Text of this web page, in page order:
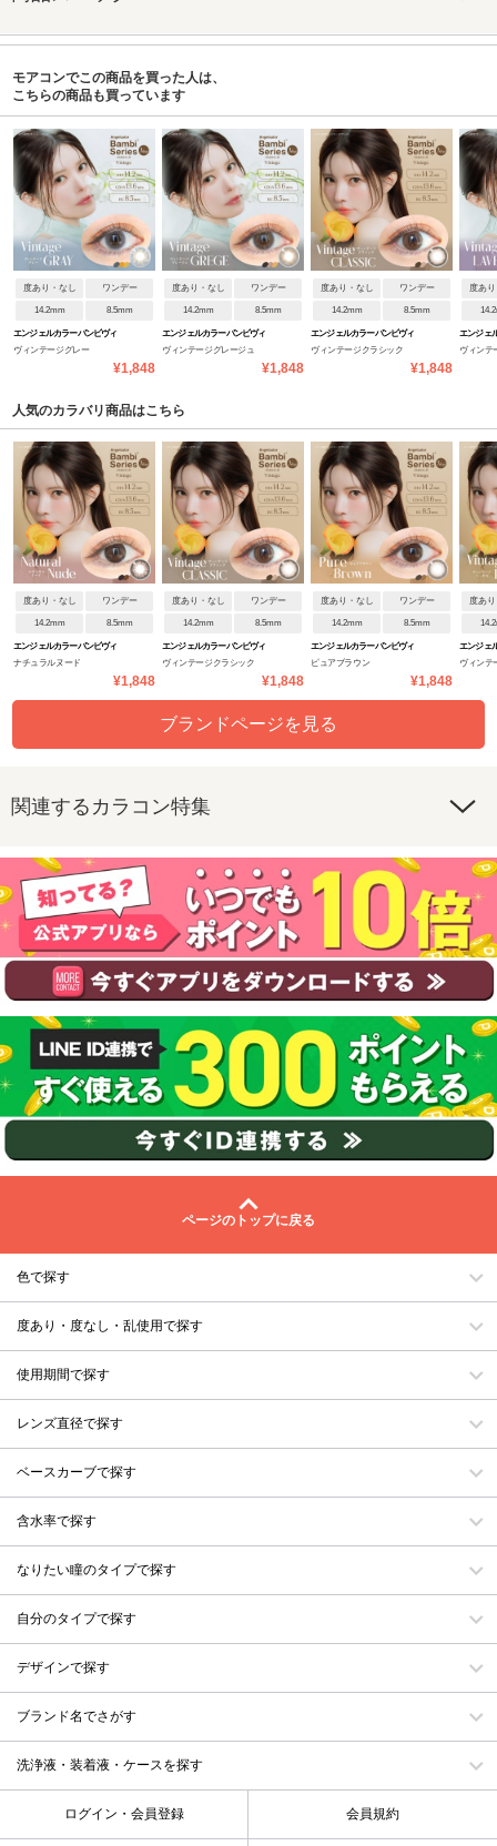
モアコンでこの商品を買った人は、
こちらの商品も買っています
度あり・なし ワンデー
14.2mm 8.5mm
エンジェルカラーバンビヴィ
ンテージワンデー
ヴィンテージグレー
¥1,848
度あり・なし ワンデー
14.2mm 8.5mm
エンジェルカラーバンビヴィ
ンテージワンデー
ヴィンテージグレージュ
¥1,848
度あり・なし ワンデー
14.2mm 8.5mm
エンジェルカラーバンビヴィ
ンテージワンデー
ヴィンテージクラシック
¥1,848
度あ
エンジェ
ンテージ
ヴィンテ
人気のカラバリ商品はこちら
度あり・なし ワンデー
14.2mm 8.5mm
エンジェルカラーバンビヴィ
ンテージワンデー
ナチュラルヌード
¥1,848
度あり・なし ワンデー
14.2mm 8.5mm
エンジェルカラーバンビヴィ
ンテージワンデー
ヴィンテージクラシック
¥1,848
度あり・なし ワンデー
14.2mm 8.5mm
エンジェルカラーバンビヴィ
ンテージワンデー
ピュアブラウン
¥1,848
度あ
エンジェ
ンテージ
ヴィンテ
ブランドページを見る
関連するカラコン特集
ページのトップに戻る
色で探す
度あり・度なし・乱使用で探す
使用期間で探す
レンズ直径で探す
ベースカーブで探す
含水率で探す
なりたい瞳のタイプで探す
自分のタイプで探す
デザインで探す
ブランド名でさがす
洗浄液・装着液・ケースを探す
ログイン・会員登録 会員規約